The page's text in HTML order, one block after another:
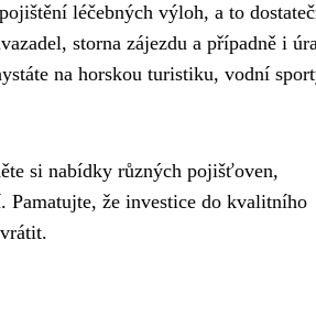
léčebných výloh, a to
storna zájezdu a případně i
na horskou turistiku, vodní
si nabídky různých pojišťoven,
Pamatujte, že investice do kvalitního